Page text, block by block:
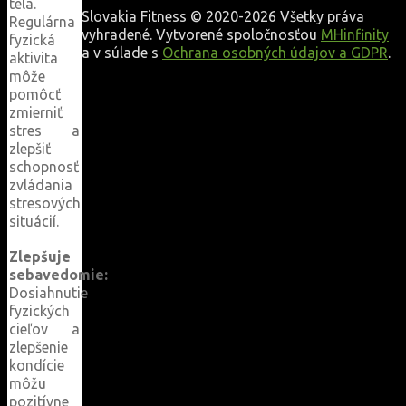
tela.
Regulárna
fyzická
aktivita
môže
pomôcť
zmierniť
stres a
zlepšiť
schopnosť
zvládania
stresových
situácií.
Zlepšuje
sebavedomie:
Dosiahnutie
fyzických
cieľov a
zlepšenie
kondície
môžu
pozitívne
Slovakia Fitness © 2020-2026 Všetky práva
vyhradené. Vytvorené spoločnosťou MHinfinity
a v súlade s Ochrana osobných údajov a GDPR.